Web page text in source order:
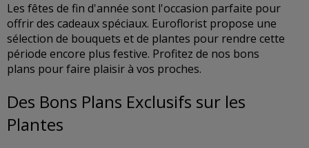
Les fêtes de fin d'année sont l'occasion parfaite pour
offrir des cadeaux spéciaux. Euroflorist propose une
sélection de bouquets et de plantes pour rendre cette
période encore plus festive. Profitez de nos bons
plans pour faire plaisir à vos proches.
Des Bons Plans Exclusifs sur les
Plantes